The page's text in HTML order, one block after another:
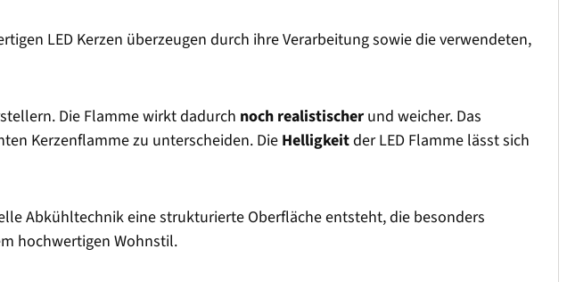
LED Kerzen überzeugen durch ihre Verarbeitung sowie die verwendeten,
Die Flamme wirkt dadurch noch realistischer und weicher. Das
Kerzenflamme zu unterscheiden. Die Helligkeitder LED Flamme lässt sich
Abkühltechnik eine strukturierte Oberfläche entsteht, die besonders
hochwertigen Wohnstil.